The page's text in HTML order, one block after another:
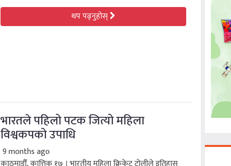
थप पढ्नुहोस्
भारतले पहिलो पटक जित्यो महिला
विश्वकपको उपाधि
9 months ago